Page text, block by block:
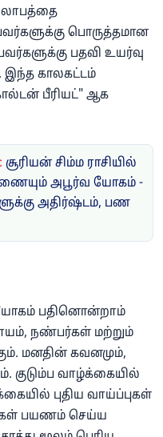
லாபத்தை
பொருத்தமான
பதவி உயர்வு
இந்த காலகட்டம்
பீரியட்" ஆக
சூரியன் சிம்ம ராசியில்
அபூர்வ யோகம் -
அதிர்ஷ்டம், பண
யோகம் பதினொன்றாம்
நண்பர்கள் மற்றும்
மனதின் கவனமும்,
குடும்ப வாழ்க்கையில்
புதிய வாய்ப்புகள்
பயணம் செய்ய